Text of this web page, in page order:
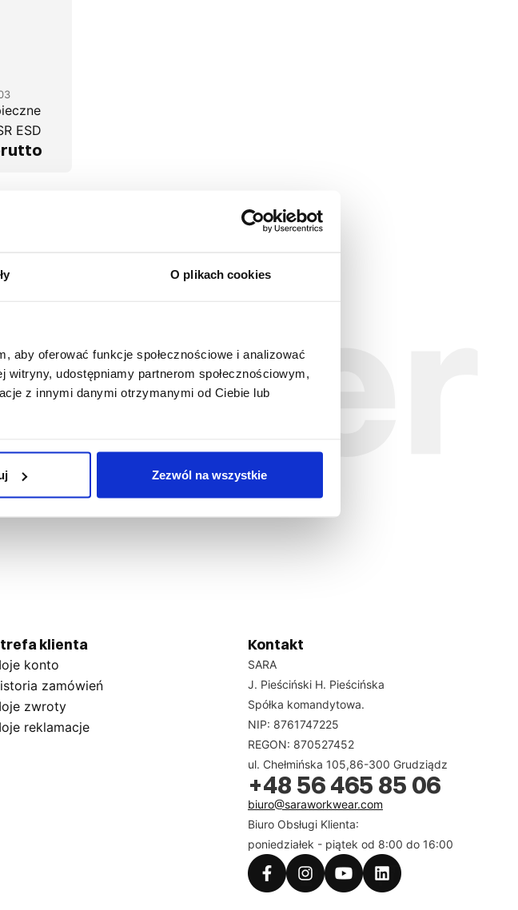
O plikach cookies
aby oferować funkcje społecznościowe i analizować
udostępniamy partnerom społecznościowym,
z innymi danymi otrzymanymi od Ciebie lub
Zezwól na wszystkie
ESD
aby na bieżąco śledzić
sklepie
Zapisz się
informacyjnym
klienta
konto
zamówień
zwroty
reklamacje
Kontakt
SARA
J. Pieściński H. Pieścińska
Spółka komandytowa.
NIP: 8761747225
REGON: 870527452
ul. Chełmińska 105,86-300 Grudziądz
+48 56 465 85 06
biuro@saraworkwear.com
Biuro Obsługi Klienta:
poniedziałek - piątek od 8:00 do 16:00